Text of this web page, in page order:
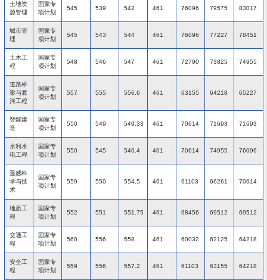
土地资
源管理
国家专
项计划
545 539 542 461 76096 79575 83017
城市管
理
国家专
项计划
545 543 544 461 76096 77227 78451
土木工
程
国家专
项计划
548 546 547 461 72790 73825 74955
道路桥
梁与渡
河工程
国家专
项计划
557 555 556.6 461 63155 64218 65227
智能建
造
国家专
项计划
550 549 549.33 461 70614 71693 71693
水利水
电工程
国家专
项计划
550 545 546.4 461 70614 74955 76096
遥感科
学与技
术
国家专
项计划
559 550 554.5 461 61103 66261 70614
地质工
程
国家专
项计划
552 551 551.75 461 68456 69512 69512
交通工
程
国家专
项计划
560 556 558 461 60032 62125 64218
安全工
程
国家专
项计划
559 556 557.2 461 61103 63155 64218